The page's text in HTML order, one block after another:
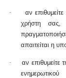
·
αν
χρήστη σας,
απαιτείται η
·
αν